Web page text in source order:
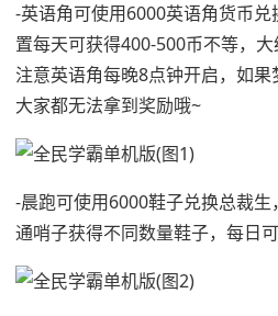
-英语角可使用6000英语角货币
置每天可获得400-500币不等，大
注意英语角每晚8点钟开启，如
大家都无法拿到奖励哦~
-晨跑可使用6000鞋子兑换总裁
通哨子获得不同数量鞋子，每日